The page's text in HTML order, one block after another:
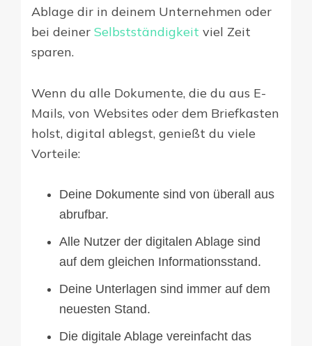
Ablage dir in deinem Unternehmen oder
bei deiner Selbstständigkeit viel Zeit
sparen.
Wenn du alle Dokumente, die du aus E-
Mails, von Websites oder dem Briefkasten
holst, digital ablegst, genießt du viele
Vorteile:
Deine Dokumente sind von überall aus
abrufbar.
Alle Nutzer der digitalen Ablage sind
auf dem gleichen Informationsstand.
Deine Unterlagen sind immer auf dem
neuesten Stand.
Die digitale Ablage vereinfacht das